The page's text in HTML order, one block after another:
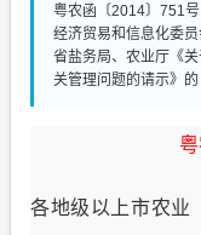
粤农函〔2014〕751
经济贸易和信息化委
省盐务局、农业厅《
关管理问题的请示》的
各地级以上市农业